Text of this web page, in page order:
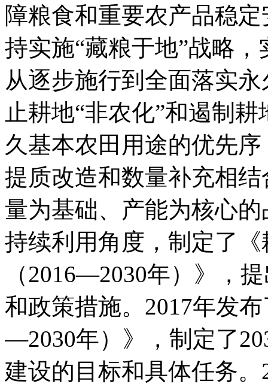
障粮食和重要农产品稳
持实施“藏粮于地”战略
从逐步施行到全面落实
止耕地“非农化”和遏制
久基本农田用途的优先
提质改造和数量补充相
量为基础、产能为核心
持续利用角度，制定了
（2016—2030年）》，
和政策措施。2017年发
—2030年）》，制定了
建设的目标和具体任务